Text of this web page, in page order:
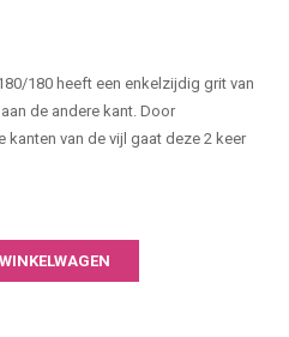
180 heeft een enkelzijdig grit van
de andere kant. Door
van de vijl gaat deze 2 keer